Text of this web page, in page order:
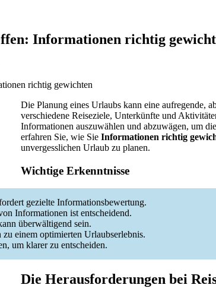
Informationen richtig
Die Planung eines Urlaubs kann eine aufregende,
verschiedene Reiseziele, Unterkünfte und
Informationen auszuwählen und abzuwägen, um
erfahren Sie, wie Sie Informationen richtig
unvergesslichen Urlaub zu planen.
Wichtige Erkenntnisse
gezielte Informationsbewertung.
Informationen ist entscheidend.
überwältigend sein.
einem optimierten Urlaubserlebnis.
um klarer zu entscheiden.
Die Herausforderungen bei